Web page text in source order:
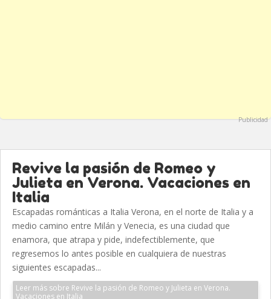
Publicidad
Revive la pasión de Romeo y
Julieta en Verona. Vacaciones en
Italia
Escapadas románticas a Italia Verona, en el norte de Italia y a
medio camino entre Milán y Venecia, es una ciudad que
enamora, que atrapa y pide, indefectiblemente, que
regresemos lo antes posible en cualquiera de nuestras
siguientes escapadas...
Leer más sobre Revive la pasión de Romeo y Julieta en Verona.
Vacaciones en Italia